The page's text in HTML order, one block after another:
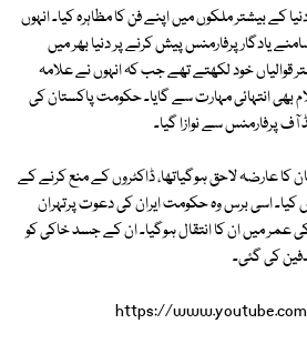
کے بیشتر ملکوں میں اپنے فن کا مظاہرہ کیا۔ انہوں
یادگار پرفارمنس پیش کرنے پر دنیا بھر میں
قوالیاں خود لکھتے تھے جب کہ انہوں نے علامہ
بھی انتہائی مہارت سے گایا۔ حکومت پاکستان کی
کا عارضہ لاحق ہوگیاتھا، ڈاکٹروں کے منع کرنے کے
کیا۔ اسی برس وہ حکومت ایران کی دعوت پرتہران
6 دسمبر کو 58 سال کی عمر میں ان کا انتقال ہوگیا۔ ان کے جسد خاکی کو
کی گئی۔
https://